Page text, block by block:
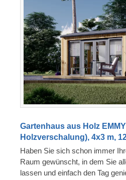
Gartenhaus aus Holz
Holzverschalung), 4x3 m,
Haben Sie sich schon immer
Raum gewünscht, in dem Sie
lassen und einfach den Tag